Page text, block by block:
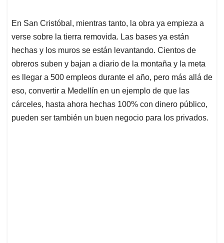
En San Cristóbal, mientras tanto, la obra ya empieza a
verse sobre la tierra removida. Las bases ya están
hechas y los muros se están levantando. Cientos de
obreros suben y bajan a diario de la montaña y la meta
es llegar a 500 empleos durante el año, pero más allá de
eso, convertir a Medellín en un ejemplo de que las
cárceles, hasta ahora hechas 100% con dinero público,
pueden ser también un buen negocio para los privados.